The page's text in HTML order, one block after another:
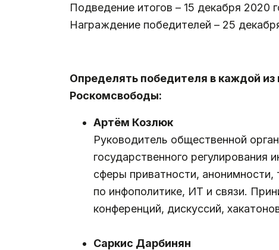
Подведение итогов – 15 декабря 2020
Награждение победителей – 25
Определять победителя в каждой
Роскомсвободы:
Артём Козлюк
Руководитель общественной
государственного регулирования
сферы приватности,
по инфополитике, ИТ и связи.
конференций, дискуссий,
Саркис Дарбинян